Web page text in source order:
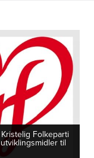
Folkeparti
til